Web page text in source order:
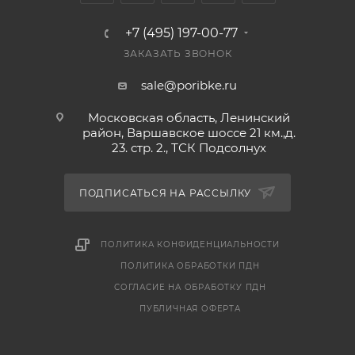
Купить в интернет-магазине "По-Рыбке" по
+7 (495) 197-00-77
ЗАКАЗАТЬ ЗВОНОК
sale@poribke.ru
Московская область, Ленинский
район, Варшавское шоссе 21 км.,д.
23. стр. 2., ТСК Подсолнух
ПОДПИСАТЬСЯ НА РАССЫЛКУ
ПОЛИТИКА КОНФИДЕНЦИАЛЬНОСТИ
ПОЛИТИКА ОБРАБОТКИ ПДН
СОГЛАСИЕ НА ОБРАБОТКУ ПДН
ПУБЛИЧНАЯ ОФЕРТА